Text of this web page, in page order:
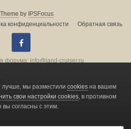
Theme by IPSFocus
конфиденциальности Обратная связь
форума: info@land-cruiser.ru
privacy settings
лучше, мы разместили cookies на вашем
свои настройки cookies, в противном
вы согласны с этим.